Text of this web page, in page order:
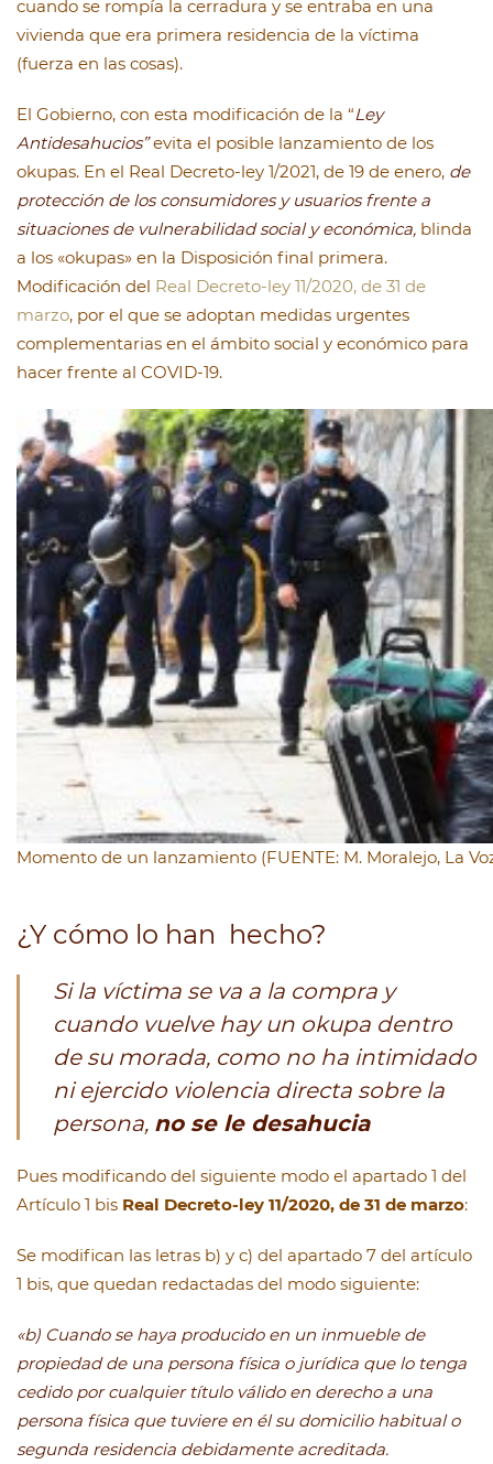
cuando se rompía la cerradura y se entraba en una
vivienda que era primera residencia de la víctima
(fuerza en las cosas).
El Gobierno, con esta modificación de la “Ley
Antidesahucios”evita el posible lanzamiento de los
okupas. En el Real Decreto-ley 1/2021, de 19 de enero, de
protección de los consumidores y usuarios frente a
situaciones de vulnerabilidad social y económica, blinda
a los «okupas» en la Disposición final primera.
Modificación del Real Decreto-ley 11/2020, de 31 de
marzo, por el que se adoptan medidas urgentes
complementarias en el ámbito social y económico para
hacer frente al COVID-19.
Momento de un lanzamiento (FUENTE: M. Moralejo, La
¿Y cómo lo han hecho?
Si la víctima se va a la compra y
cuando vuelve hay un okupa dentro
de su morada, como no ha intimidado
ni ejercido violencia directa sobre la
persona, no se le desahucia
Pues modificando del siguiente modo el apartado 1 del
Artículo 1 bis Real Decreto-ley 11/2020, de 31 de marzo:
Se modifican las letras b) y c) del apartado 7 del artículo
1 bis, que quedan redactadas del modo siguiente:
«b) Cuando se haya producido en un inmueble de
propiedad de una persona física o jurídica que lo tenga
cedido por cualquier título válido en derecho a una
persona física que tuviere en él su domicilio habitual o
segunda residencia debidamente acreditada.